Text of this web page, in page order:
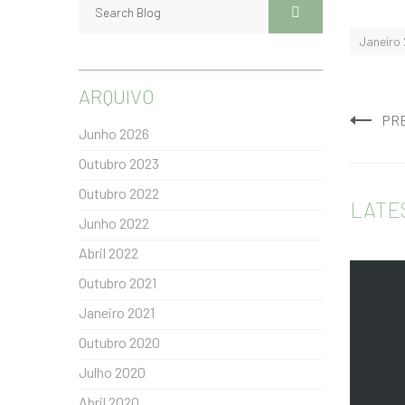
Janeiro
ARQUIVO
Junho 2026
Outubro 2023
Outubro 2022
Junho 2022
Abril 2022
Outubro 2021
Janeiro 2021
Outubro 2020
Julho 2020